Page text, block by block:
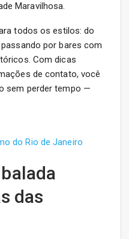
Maravilhosa.
todos os estilos: do
por bares com
Com dicas
de contato, você
sem perder tempo —
do Rio de Janeiro
das